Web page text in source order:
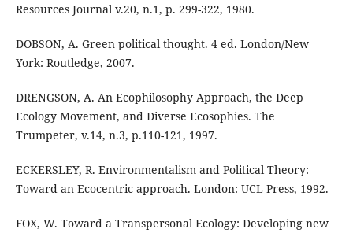
Resources Journal v.20, n.1, p. 299-322, 1980.
DOBSON, A. Green political thought. 4 ed. London/New
York: Routledge, 2007.
DRENGSON, A. An Ecophilosophy Approach, the Deep
Ecology Movement, and Diverse Ecosophies. The
Trumpeter, v.14, n.3, p.110-121, 1997.
ECKERSLEY, R. Environmentalism and Political Theory:
Toward an Ecocentric approach. London: UCL Press, 1992.
FOX, W. Toward a Transpersonal Ecology: Developing new